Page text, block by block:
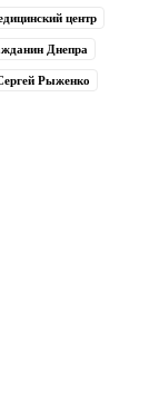
центр
Днепра
Рыженко